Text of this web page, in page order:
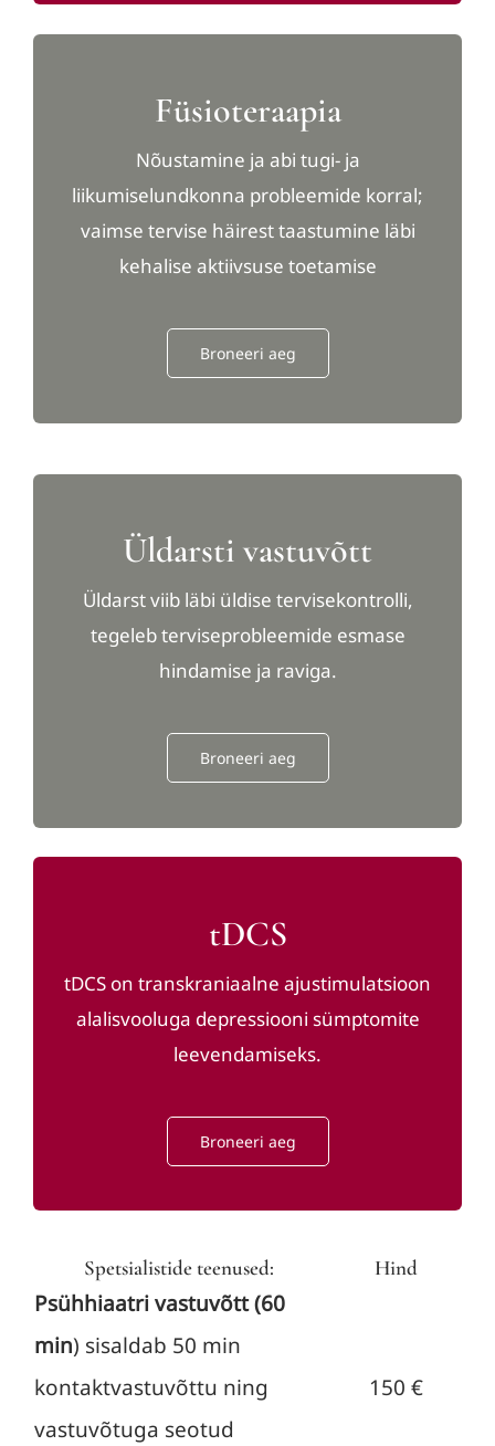
Füsioteraapia
Nõustamine ja abi tugi- ja
liikumiselundkonna probleemide korral;
vaimse tervise häirest taastumine läbi
kehalise aktiivsuse toetamise
Broneeri aeg
Üldarsti vastuvõtt
Üldarst viib läbi üldise tervisekontrolli,
tegeleb terviseprobleemide esmase
hindamise ja raviga.
Broneeri aeg
tDCS
tDCS on transkraniaalne ajustimulatsioon
alalisvooluga depressiooni sümptomite
leevendamiseks.
Broneeri aeg
Spetsialistide teenused: Hind
Psühhiaatri vastuvõtt (60
min) sisaldab 50 min
kontaktvastuvõttu ning
vastuvõtuga seotud
150 €